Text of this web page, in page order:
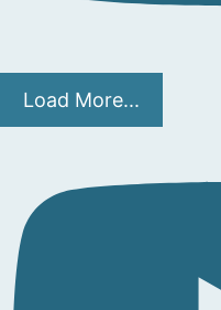
Load More...